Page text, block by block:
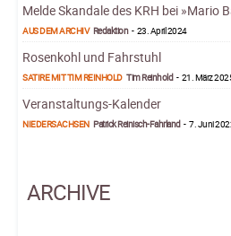
Melde Skandale des KRH bei »Mario
AUS DEM ARCHIV Redaktion - 23. April 2024
Rosenkohl und Fahrstuhl
SATIRE MIT TIM REINHOLD Tim Reinhold - 21. März
Veranstaltungs-Kalender
NIEDERSACHSEN Patrick Reinisch-Fahrland - 7. Juni
ARCHIVE